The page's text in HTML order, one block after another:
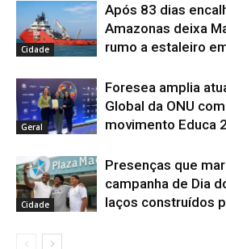
Cidade
Após 83 dias
Amazonas deixa
rumo a estaleiro
Geral
Foresea amplia
Global da ONU
movimento Educa
Cidade
Presenças que
campanha de Dia
laços construídos